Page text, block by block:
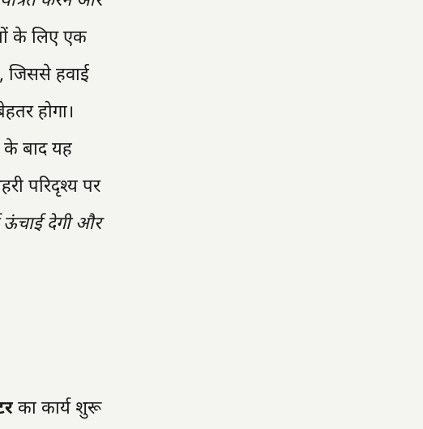
के लिए एक
जिससे हवाई
होगा।
के बाद यह
परिदृश्य पर
ऊंचाई देगी और
का कार्य शुरू